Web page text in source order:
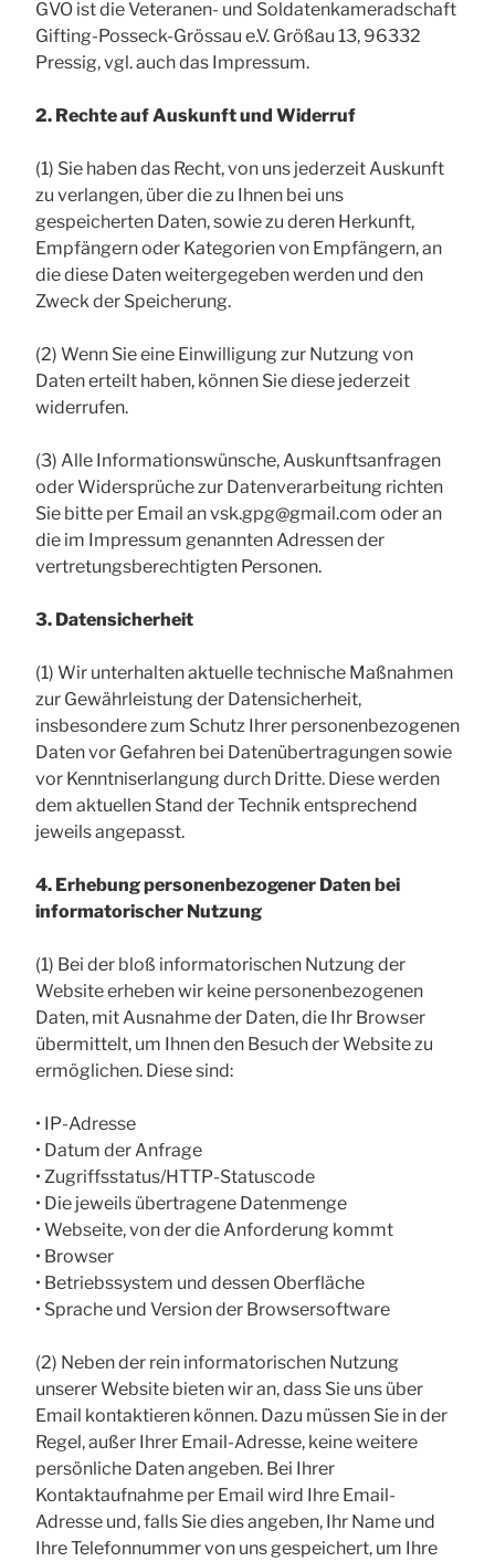
GVO ist die Veteranen- und Soldatenkameradschaft
Gifting-Posseck-Grössau e.V. Größau 13, 96332
Pressig, vgl. auch das Impressum.
2. Rechte auf Auskunft und Widerruf
(1) Sie haben das Recht, von uns jederzeit Auskunft
zu verlangen, über die zu Ihnen bei uns
gespeicherten Daten, sowie zu deren Herkunft,
Empfängern oder Kategorien von Empfängern, an
die diese Daten weitergegeben werden und den
Zweck der Speicherung.
(2) Wenn Sie eine Einwilligung zur Nutzung von
Daten erteilt haben, können Sie diese jederzeit
widerrufen.
(3) Alle Informationswünsche, Auskunftsanfragen
oder Widersprüche zur Datenverarbeitung richten
Sie bitte per Email an vsk.gpg@gmail.com oder an
die im Impressum genannten Adressen der
vertretungsberechtigten Personen.
3. Datensicherheit
(1) Wir unterhalten aktuelle technische Maßnahmen
zur Gewährleistung der Datensicherheit,
insbesondere zum Schutz Ihrer personenbezogenen
Daten vor Gefahren bei Datenübertragungen sowie
vor Kenntniserlangung durch Dritte. Diese werden
dem aktuellen Stand der Technik entsprechend
jeweils angepasst.
4. Erhebung personenbezogener Daten bei
informatorischer Nutzung
(1) Bei der bloß informatorischen Nutzung der
Website erheben wir keine personenbezogenen
Daten, mit Ausnahme der Daten, die Ihr Browser
übermittelt, um Ihnen den Besuch der Website zu
ermöglichen. Diese sind:
• IP-Adresse
• Datum der Anfrage
• Zugriffsstatus/HTTP-Statuscode
• Die jeweils übertragene Datenmenge
• Webseite, von der die Anforderung kommt
• Browser
• Betriebssystem und dessen Oberfläche
• Sprache und Version der Browsersoftware
(2) Neben der rein informatorischen Nutzung
unserer Website bieten wir an, dass Sie uns über
Email kontaktieren können. Dazu müssen Sie in der
Regel, außer Ihrer Email-Adresse, keine weitere
persönliche Daten angeben. Bei Ihrer
Kontaktaufnahme per Email wird Ihre Email-
Adresse und, falls Sie dies angeben, Ihr Name und
Ihre Telefonnummer von uns gespeichert, um Ihre